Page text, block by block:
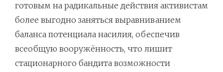
готовым на радикальные действия активистам
более выгодно заняться выравниванием
баланса потенциала насилия, обеспечив
всеобщую вооружённость, что лишит
стационарного бандита возможности